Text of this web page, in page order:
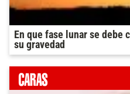
En que fase lunar se debe
su gravedad